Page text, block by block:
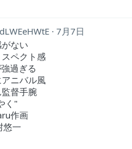
7月7日
ない
ペクト感
過ぎる
ニバル風
督手腕
く"
作画
悠一